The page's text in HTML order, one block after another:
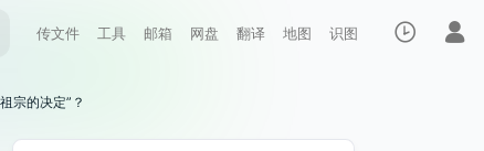
传文件 工具 邮箱 网盘 翻译 地图 识图
宗的决定”？